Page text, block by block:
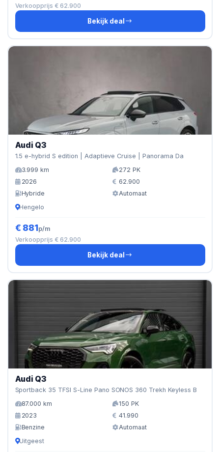
Verkoopprijs € 62.900
Bekijk deal
Audi Q3
1.5 e-hybrid S edition | Adaptieve Cruise | Panorama Da
3.999 km
272 PK
2026
62.900
Hybride
Automaat
Hengelo
€ 881p/m
Verkoopprijs € 62.900
Bekijk deal
Audi Q3
Sportback 35 TFSI S-Line Pano SONOS 360 Trekh Keyless B
87.000 km
150 PK
2023
41.990
Benzine
Automaat
Uitgeest